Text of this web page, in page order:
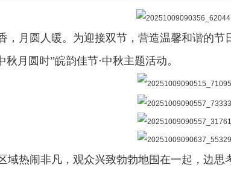
，月圆人暖。为迎接双节，营造温馨和谐的节
秋月圆时”皖韵佳节·中秋主题活动。
域热闹非凡，观众兴致勃勃地围在一起，边